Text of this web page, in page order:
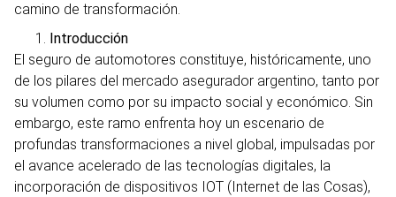
camino de transformación.
Introducción
El seguro de automotores constituye, históricamente, uno
de los pilares del mercado asegurador argentino, tanto por
su volumen como por su impacto social y económico. Sin
embargo, este ramo enfrenta hoy un escenario de
profundas transformaciones a nivel global, impulsadas por
el avance acelerado de las tecnologías digitales, la
incorporación de dispositivos IOT (Internet de las Cosas),